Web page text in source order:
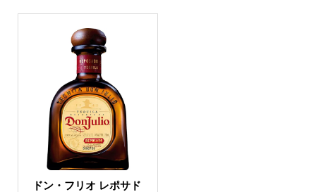
ドン・フリオ レポサド